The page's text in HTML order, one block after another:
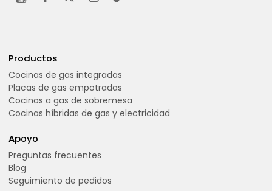
Productos
Cocinas de gas integradas
Placas de gas empotradas
Cocinas a gas de sobremesa
Cocinas híbridas de gas y electricidad
Apoyo
Preguntas frecuentes
Blog
Seguimiento de pedidos